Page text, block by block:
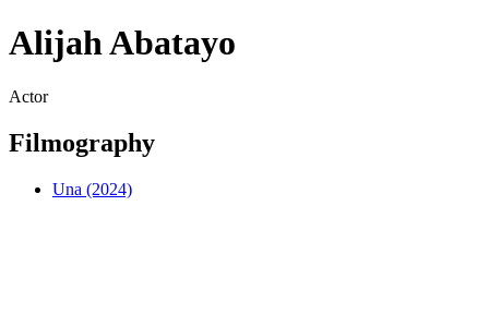
Alijah Abatayo
Actor
Filmography
Una (2024)